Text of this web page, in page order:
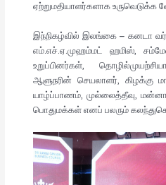
ஏற்றுமதியாளர்களாக உருவெடுக்க
இந்நிகழ்வில் இலங்கை – கனடா
எம்.எச்.ஏ.முஹம்மட் ஹமிஸ்,
உறுப்பினர்கள்,
ஆளுநரின் செயலாளர், கிழக்கு
யாழ்ப்பாணம், முல்லைத்தீவு,
பொதுமக்கள் எனப் பலரும்